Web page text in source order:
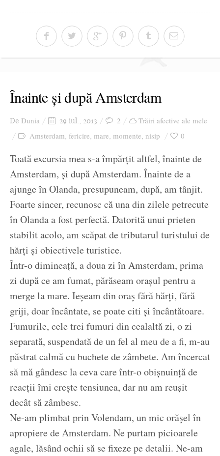
Înainte și după Amsterdam
De Dunia 29 iul., 2013 2
Trăiri afective ale mele
Amsterdam, fericire, mare, momente, nisip 0
Toată excursia mea s-a împărțit altfel, înainte de
Amsterdam, și după Amsterdam. Înainte de a
ajunge în Olanda, presupuneam, după, am tânjit.
Foarte sincer, recunosc că una din zilele petrecute
în Olanda a fost perfectă. Datorită unui prieten
stabilit acolo, am scăpat de tributarul turistului de
hărți și obiectivele turistice.
Într-o dimineață, a doua zi în Amsterdam, prima
zi după ce am fumat, părăseam orașul pentru a
merge la mare. Ieșeam din oraș fără hărți, fără
griji, doar încântate, se poate citi și încântătoare.
Fumurile, cele trei fumuri din cealaltă zi, o zi
separată, suspendată de un fel al meu de a fi, m-au
păstrat calmă cu buchete de zâmbete. Am încercat
să mă gândesc la ceva care într-o obișnuință de
reacții îmi crește tensiunea, dar nu am reușit
decât să zâmbesc.
Ne-am plimbat prin Volendam, un mic orășel în
apropiere de Amsterdam. Ne purtam picioarele
agale, lăsând ochii să se fixeze pe detalii. Ne-am